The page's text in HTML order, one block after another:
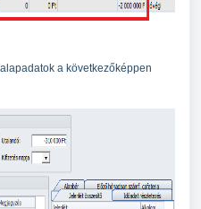
a következőképpen